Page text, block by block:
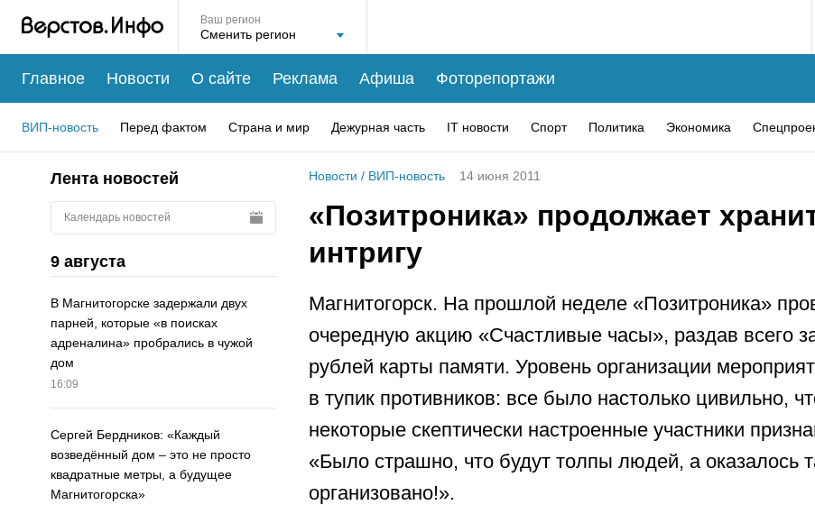
Ваш регион
Главное Новости О сайте Реклама Афиша Фоторепортажи
ВИП-новость Перед фактом Страна и мир Дежурная часть IT новости Спорт Политика Экономика
Лента новостей
Календарь новостей
9 августа
В Магнитогорске задержали двух
парней, которые «в поисках
адреналина» пробрались в чужой
дом
16:09
Сергей Бердников: «Каждый
возведённый дом – это не просто
квадратные метры, а будущее
Магнитогорска»
Новости / ВИП-новость 14 июня 2011
«Позитроника» продолжает
интригу
Магнитогорск. На прошлой неделе «Позитроника»
очередную акцию «Счастливые часы», раздав всего
рублей карты памяти. Уровень организации
в тупик противников: все было настолько цивильно,
некоторые скептически настроенные участники
«Было страшно, что будут толпы людей, а оказалось
организовано!».